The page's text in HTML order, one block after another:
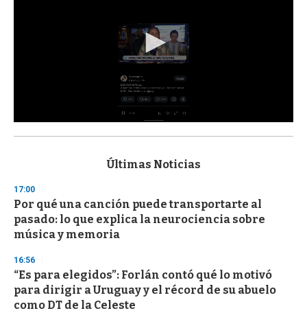
s
d
s
o
f
3
s
e
o
n
Últimas Noticias
17:00
Por qué una canción puede transportarte al
pasado: lo que explica la neurociencia sobre
música y memoria
16:56
“Es para elegidos”: Forlán contó qué lo motivó
para dirigir a Uruguay y el récord de su abuelo
como DT de la Celeste